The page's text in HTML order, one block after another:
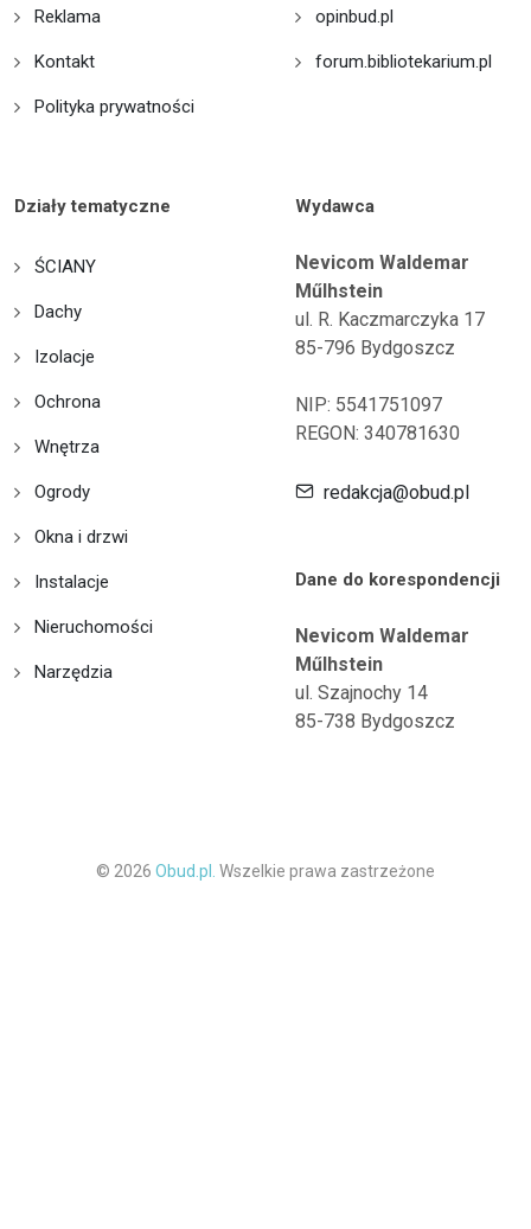
Reklama
Kontakt
Polityka prywatności
opinbud.pl
forum.bibliotekarium.pl
Działy tematyczne
ŚCIANY
Dachy
Izolacje
Ochrona
Wnętrza
Ogrody
Okna i drzwi
Instalacje
Nieruchomości
Narzędzia
Wydawca
Nevicom Waldemar
Műlhstein
ul. R. Kaczmarczyka 17
85-796 Bydgoszcz
NIP: 5541751097
REGON: 340781630
redakcja@obud.pl
Dane do korespondencji
Nevicom Waldemar
Műlhstein
ul. Szajnochy 14
85-738 Bydgoszcz
© 2026 Obud.pl. Wszelkie prawa zastrzeżone